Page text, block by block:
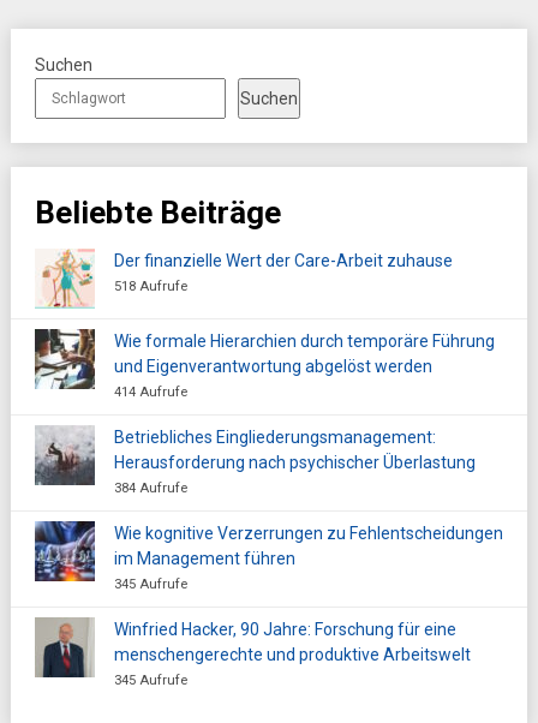
Suchen
Suchen
Beliebte Beiträge
Der finanzielle Wert der Care-Arbeit zuhause
518 Aufrufe
Wie formale Hierarchien durch temporäre Führung
und Eigenverantwortung abgelöst werden
414 Aufrufe
Betriebliches Eingliederungsmanagement:
Herausforderung nach psychischer Überlastung
384 Aufrufe
Wie kognitive Verzerrungen zu Fehlentscheidungen
im Management führen
345 Aufrufe
Winfried Hacker, 90 Jahre: Forschung für eine
menschengerechte und produktive Arbeitswelt
345 Aufrufe